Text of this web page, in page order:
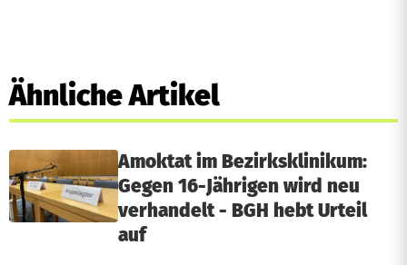
Ähnliche Artikel
Amoktat im Bezirksklinikum:
Gegen 16-Jährigen wird neu
verhandelt - BGH hebt Urteil
auf